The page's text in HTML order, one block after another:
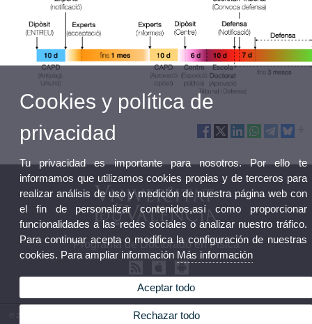
Programa de Doctorado en Física
© 2026 UV. - Av. Vicent Andrés Estellés, 19, 46100 Burjassot. Valencia. España. Tel. (+34) 96
Cookies y política de
privacidad
Tu privacidad es importante para nosotros. Por ello te
informamos que utilizamos cookies propias y de terceros para
realizar análisis de uso y medición de nuestra página web con
el fin de personalizar contenidos,así como proporcionar
funcionalidades a las redes sociales o analizar nuestro tráfico.
Para continuar acepta o modifica la configuración de nuestras
cookies. Para ampliar información Más información
Aceptar todo
Rechazar todo